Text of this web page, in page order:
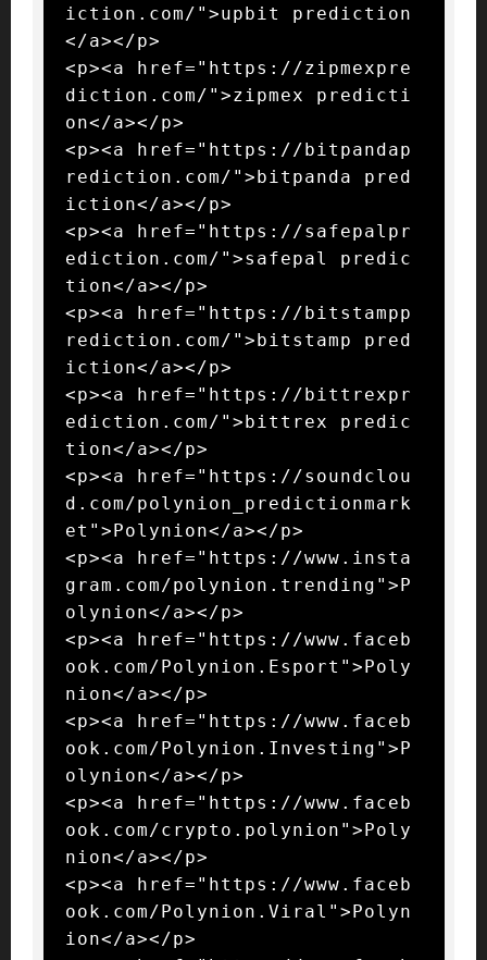
iction.com/">upbit prediction
</a></p>
<p><a href="https://zipmexpre
diction.com/">zipmex predicti
on</a></p>
<p><a href="https://bitpandap
rediction.com/">bitpanda pred
iction</a></p>
<p><a href="https://safepalpr
ediction.com/">safepal predic
tion</a></p>
<p><a href="https://bitstampp
rediction.com/">bitstamp pred
iction</a></p>
<p><a href="https://bittrexpr
ediction.com/">bittrex predic
tion</a></p>
<p><a href="https://soundclou
d.com/polynion_predictionmark
et">Polynion</a></p>
<p><a href="https://www.insta
gram.com/polynion.trending">P
olynion</a></p>
<p><a href="https://www.faceb
ook.com/Polynion.Esport">Poly
nion</a></p>
<p><a href="https://www.faceb
ook.com/Polynion.Investing">P
olynion</a></p>
<p><a href="https://www.faceb
ook.com/crypto.polynion">Poly
nion</a></p>
<p><a href="https://www.faceb
ook.com/Polynion.Viral">Polyn
ion</a></p>